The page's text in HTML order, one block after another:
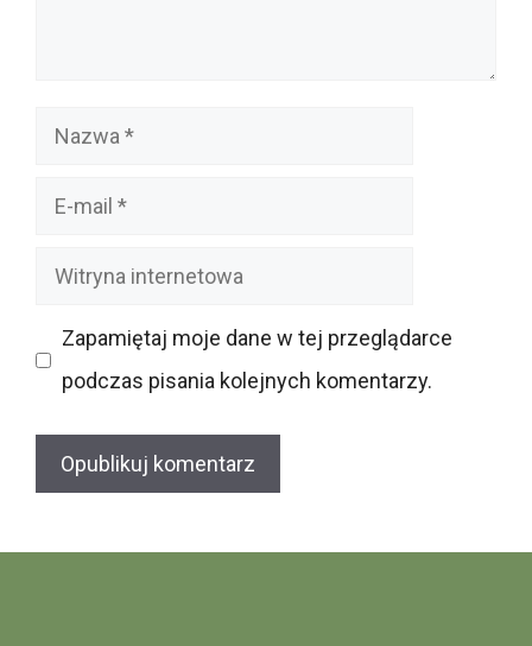
Nazwa
Witryna
Zapamiętaj moje dane w tej przeglądarce
podczas pisania kolejnych komentarzy.